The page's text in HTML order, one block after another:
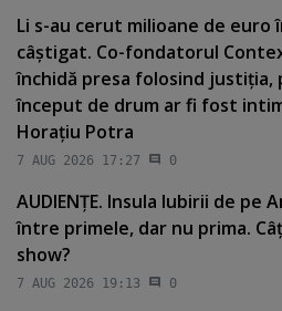
Li s-au cerut milioane de euro
câştigat. Co-fondatorul
închidă presa folosind
început de drum ar fi fost
Horaţiu Potra
7 AUG 2026 17:27 0
AUDIENŢE. Insula Iubirii de pe
între primele, dar nu prima.
show?
7 AUG 2026 19:13 0